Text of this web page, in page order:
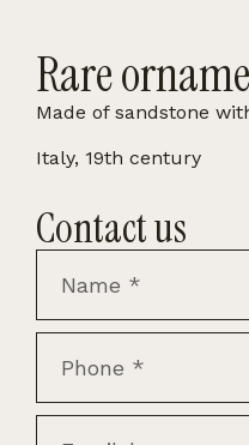
Rare
Made of sandstone
Italy, 19th century
Contact us